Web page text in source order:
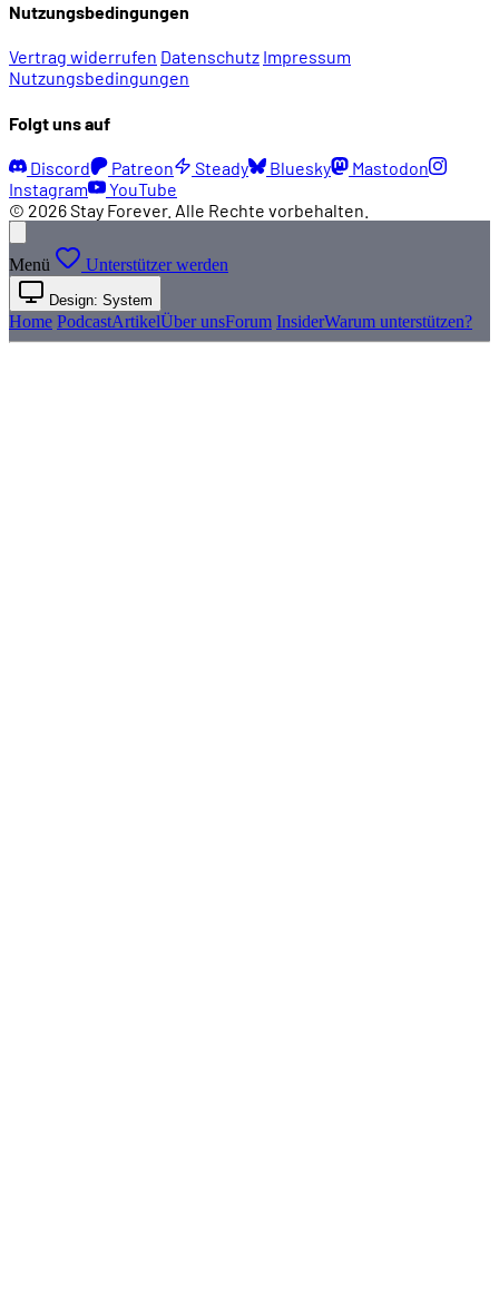
Nutzungsbedingungen
Vertrag widerrufen Datenschutz Impressum
Nutzungsbedingungen
Folgt uns auf
Discord Patreon Steady Bluesky
Mastodon
Instagram
YouTube
© 2026 Stay Forever. Alle Rechte vorbehalten.
Menü Unterstützer werden
Design: System
Home PodcastArtikelÜber unsForum InsiderWarum unterstützen?